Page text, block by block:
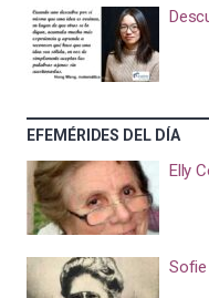
EFEMÉRIDES DEL DÍA
Elly